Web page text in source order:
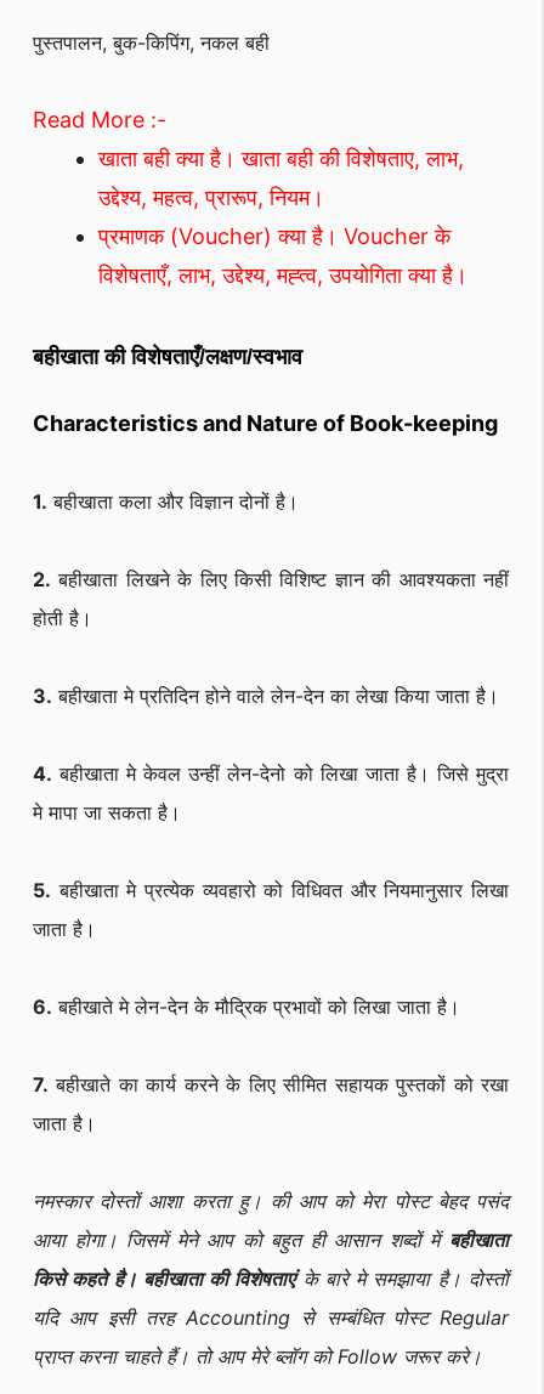
पुस्तपालन, बुक-किपिंग, नकल बही
Read More :-
खाता बही क्या है। खाता बही की विशेषताए, लाभ,
उद्देश्य, महत्व, प्रारूप, नियम।
प्रमाणक (Voucher) क्या है। Voucher के
विशेषताएँ, लाभ, उद्देश्य, मह्त्व, उपयोगिता क्या है।
बहीखाता की विशेषताएँ/लक्षण/स्वभाव
Characteristics and Nature of Book-keeping
1. बहीखाता कला और विज्ञान दोनों है।
2. बहीखाता लिखने के लिए किसी विशिष्ट ज्ञान की आवश्यकता नहीं
होती है।
3. बहीखाता मे प्रतिदिन होने वाले लेन-देन का लेखा किया जाता है।
4. बहीखाता मे केवल उन्हीं लेन-देनो को लिखा जाता है। जिसे मुद्रा
मे मापा जा सकता है।
5. बहीखाता मे प्रत्येक व्यवहारो को विधिवत और नियमानुसार लिखा
जाता है।
6. बहीखाते मे लेन-देन के मौद्रिक प्रभावों को लिखा जाता है।
7. बहीखाते का कार्य करने के लिए सीमित सहायक पुस्तकों को रखा
जाता है।
नमस्कार दोस्तों आशा करता हु। की आप को मेरा पोस्ट बेहद पसंद
आया होगा। जिसमें मेने आप को बहुत ही आसान शब्दों में बहीखाता
किसे कहते है। बहीखाता की विशेषताएंके बारे मे समझाया है। दोस्तों
यदि आप इसी तरह Accounting से सम्बंधित पोस्ट Regular
प्राप्त करना चाहते हैं। तो आप मेरे ब्लॉग को Follow जरूर करे।